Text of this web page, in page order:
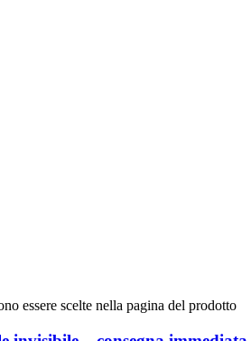
essere scelte nella pagina del prodotto